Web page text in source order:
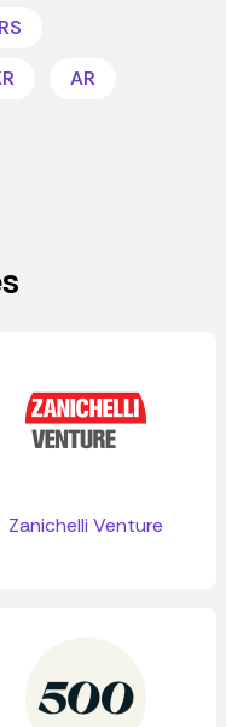
AR
Zanichelli Venture